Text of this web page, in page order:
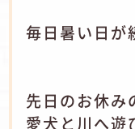
毎日暑い日
先日のお休み
愛犬と川へ遊